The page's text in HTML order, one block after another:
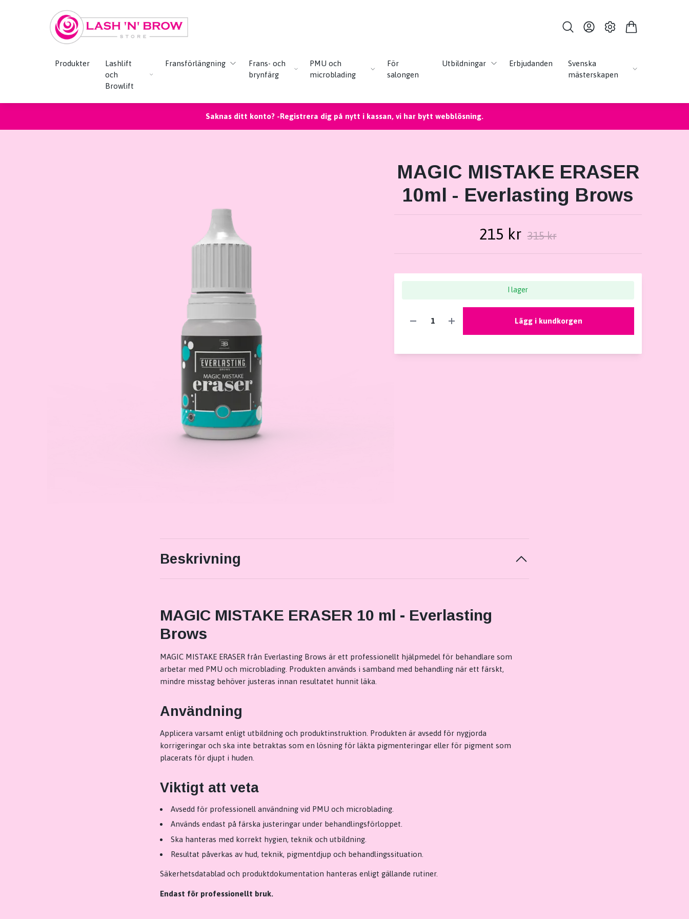
Produkter
Lashlift
och
Browlift
Fransförlängning
Frans- och
brynfärg
PMU och
microblading
För
salongen
Utbildningar Erbjudanden
Svenska
mästerskapen
Saknas ditt konto? -Registrera dig på nytt i kassan, vi har bytt webblösning.
MAGIC MISTAKE ERASER
10ml - Everlasting Brows
215 kr 315 kr
I lager
Lägg i kundkorgen
Beskrivning
MAGIC MISTAKE ERASER 10 ml - Everlasting
Brows
MAGIC MISTAKE ERASER från Everlasting Brows är ett professionellt hjälpmedel för behandlare som
arbetar med PMU och microblading. Produkten används i samband med behandling när ett färskt,
mindre misstag behöver justeras innan resultatet hunnit läka.
Användning
Applicera varsamt enligt utbildning och produktinstruktion. Produkten är avsedd för nygjorda
korrigeringar och ska inte betraktas som en lösning för läkta pigmenteringar eller för pigment som
placerats för djupt i huden.
Viktigt att veta
Avsedd för professionell användning vid PMU och microblading.
Används endast på färska justeringar under behandlingsförloppet.
Ska hanteras med korrekt hygien, teknik och utbildning.
Resultat påverkas av hud, teknik, pigmentdjup och behandlingssituation.
Säkerhetsdatablad och produktdokumentation hanteras enligt gällande rutiner.
Endast för professionellt bruk.